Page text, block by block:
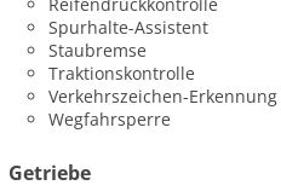
Spurhalte-Assistent
Staubremse
Traktionskontrolle
Verkehrszeichen-Erkennung
Wegfahrsperre
Getriebe